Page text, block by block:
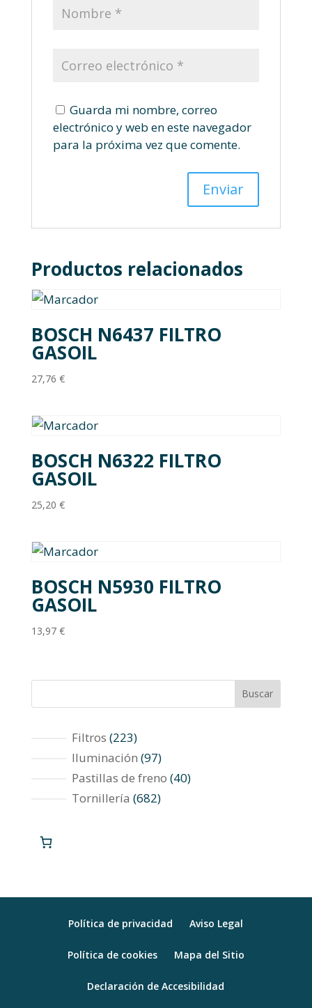
Guarda mi nombre, correo
electrónico y web en este navegador
para la próxima vez que comente.
Productos relacionados
BOSCH N6437 FILTRO
GASOIL
27,76 €
BOSCH N6322 FILTRO
GASOIL
25,20 €
BOSCH N5930 FILTRO
GASOIL
13,97 €
Buscar
Filtros 223223
productos
Iluminación 9797
productos
Pastillas de freno 4040
Tornillería 682682
Política de privacidad Aviso Legal
Política de cookies Mapa del Sitio
Declaración de Accesibilidad